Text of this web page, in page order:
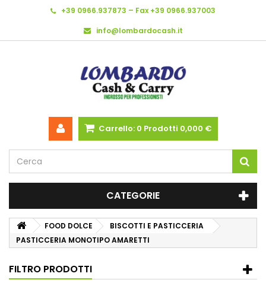
+39 0966.937873 – Fax +39 0966.937003
info@lombardocash.it
Carrello: 0 Prodotti 0,000 €
CATEGORIE
FOOD DOLCE
BISCOTTI E PASTICCERIA
PASTICCERIA MONOTIPO AMARETTI
FILTRO PRODOTTI